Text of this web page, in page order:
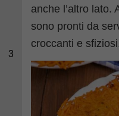
3
anche l’altro lato.
sono pronti da
croccanti e